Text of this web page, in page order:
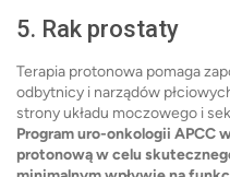
5. Rak prostaty
Terapia protonowa pomaga
odbytnicy i narządów
strony układu moczowego i
Program uro-onkologii APCC
protonową w celu